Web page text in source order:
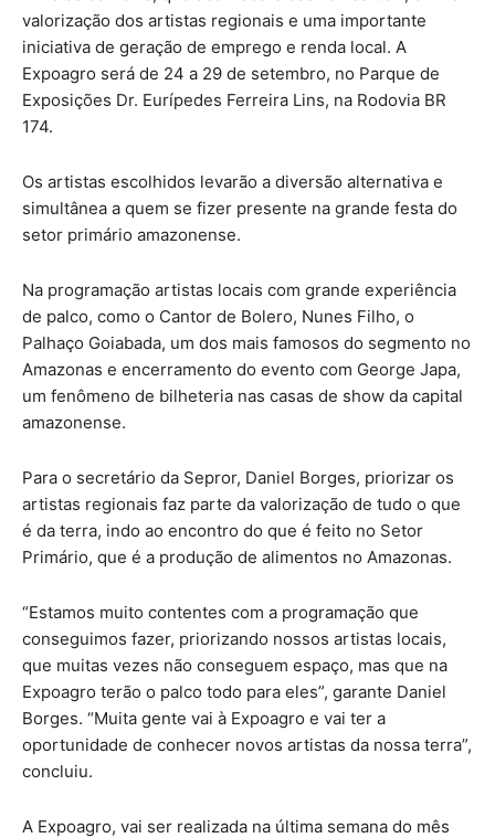
valorização dos artistas regionais e uma importante
iniciativa de geração de emprego e renda local. A
Expoagro será de 24 a 29 de setembro, no Parque de
Exposições Dr. Eurípedes Ferreira Lins, na Rodovia BR
174.
Os artistas escolhidos levarão a diversão alternativa e
simultânea a quem se fizer presente na grande festa do
setor primário amazonense.
Na programação artistas locais com grande experiência
de palco, como o Cantor de Bolero, Nunes Filho, o
Palhaço Goiabada, um dos mais famosos do segmento no
Amazonas e encerramento do evento com George Japa,
um fenômeno de bilheteria nas casas de show da capital
amazonense.
Para o secretário da Sepror, Daniel Borges, priorizar os
artistas regionais faz parte da valorização de tudo o que
é da terra, indo ao encontro do que é feito no Setor
Primário, que é a produção de alimentos no Amazonas.
“Estamos muito contentes com a programação que
conseguimos fazer, priorizando nossos artistas locais,
que muitas vezes não conseguem espaço, mas que na
Expoagro terão o palco todo para eles”, garante Daniel
Borges. “Muita gente vai à Expoagro e vai ter a
oportunidade de conhecer novos artistas da nossa terra”,
concluiu.
A Expoagro, vai ser realizada na última semana do mês